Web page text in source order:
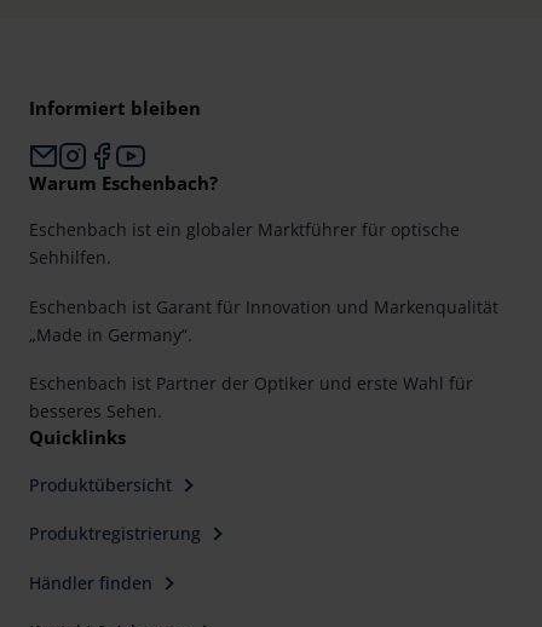
Informiert bleiben
Warum Eschenbach?
Eschenbach ist ein globaler Marktführer für optische
Sehhilfen.
Eschenbach ist Garant für Innovation und Markenqualität
„Made in Germany“.
Eschenbach ist Partner der Optiker und erste Wahl für
besseres Sehen.
Quicklinks
Produktübersicht
Produktregistrierung
Händler finden